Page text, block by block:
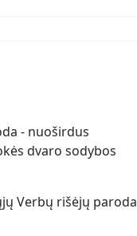
- nuoširdus
dvaro sodybos
Verbų rišėjų paroda